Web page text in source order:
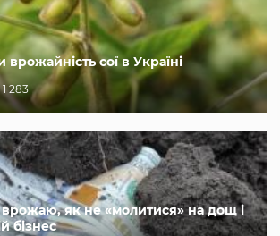
сої в Україні
1 283
як не «молитися» на дощ і
бізнес